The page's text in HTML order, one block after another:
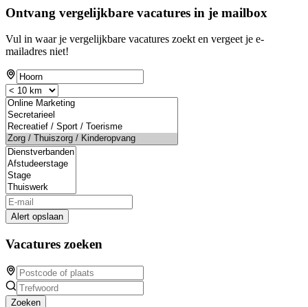
Ontvang vergelijkbare vacatures in je mailbox
Vul in waar je vergelijkbare vacatures zoekt en vergeet je e-
mailadres niet!
Alert opslaan
Vacatures zoeken
Zoeken